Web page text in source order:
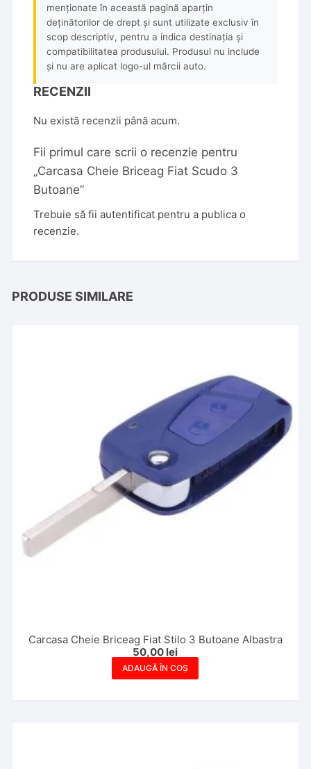
menționate în această pagină aparțin
deținătorilor de drept și sunt utilizate exclusiv în
scop descriptiv, pentru a indica destinația și
compatibilitatea produsului. Produsul nu include
și nu are aplicat logo-ul mărcii auto.
RECENZII
Nu există recenzii până acum.
Fii primul care scrii o recenzie pentru
„Carcasa Cheie Briceag Fiat Scudo 3
Butoane”
Trebuie să fiiautentificat pentru a publica o
recenzie.
PRODUSE SIMILARE
Carcasa Cheie Briceag Fiat Stilo 3 Butoane Albastra
50,00 lei
ADAUGĂ ÎN COȘ